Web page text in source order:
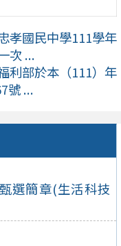
選簡章(生活科技
孝國民中學111學年
次 ...
利部於本（111）年
號 ...